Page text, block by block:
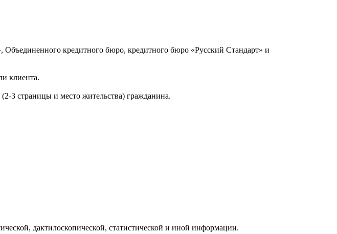
кредитного бюро, кредитного бюро «Русский Стандарт» и
клиента.
3 страницы и место жительства) гражданина.
дактилоскопической, статистической и иной информации.